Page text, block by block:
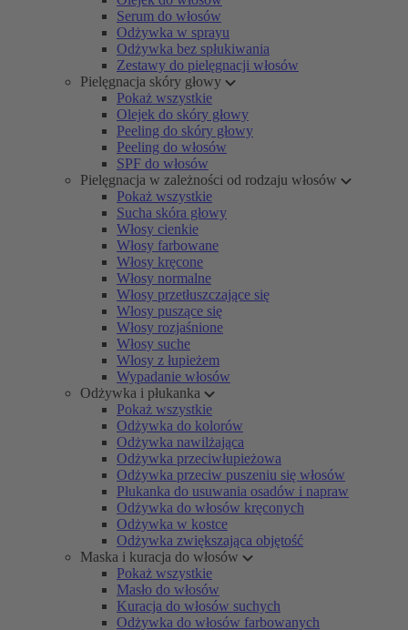
Serum do włosów
Odżywka w sprayu
Odżywka bez spłukiwania
Zestawy do pielęgnacji włosów
Pielęgnacja skóry głowy
Pokaż wszystkie
Olejek do skóry głowy
Peeling do skóry głowy
Peeling do włosów
SPF do włosów
Pielęgnacja w zależności od rodzaju włosów
Pokaż wszystkie
Sucha skóra głowy
Włosy cienkie
Włosy farbowane
Włosy kręcone
Włosy normalne
Włosy przetłuszczające się
Włosy puszące się
Włosy rozjaśnione
Włosy suche
Włosy z łupieżem
Wypadanie włosów
Odżywka i płukanka
Pokaż wszystkie
Odżywka do kolorów
Odżywka nawilżająca
Odżywka przeciwłupieżowa
Odżywka przeciw puszeniu się włosów
Płukanka do usuwania osadów i napraw
Odżywka do włosów kręconych
Odżywka w kostce
Odżywka zwiększająca objętość
Maska i kuracja do włosów
Pokaż wszystkie
Masło do włosów
Kuracja do włosów suchych
Odżywka do włosów farbowanych